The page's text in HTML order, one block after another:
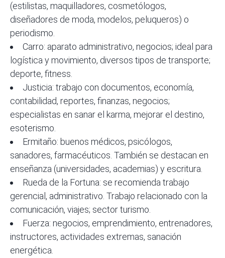
(estilistas, maquilladores, cosmetólogos,
diseñadores de moda, modelos, peluqueros) o
periodismo.
Carro: aparato administrativo, negocios; ideal para
logística y movimiento, diversos tipos de transporte;
deporte, fitness.
Justicia: trabajo con documentos, economía,
contabilidad, reportes, finanzas, negocios;
especialistas en sanar el karma, mejorar el destino,
esoterismo.
Ermitaño: buenos médicos, psicólogos,
sanadores, farmacéuticos. También se destacan en
enseñanza (universidades, academias) y escritura.
Rueda de la Fortuna: se recomienda trabajo
gerencial, administrativo. Trabajo relacionado con la
comunicación, viajes; sector turismo.
Fuerza: negocios, emprendimiento, entrenadores,
instructores, actividades extremas, sanación
energética.